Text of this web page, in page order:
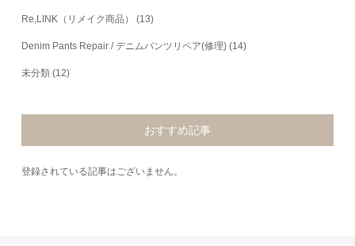
Re,LINK（リメイク商品） (13)
Denim Pants Repair / デニムパンツリペア(修理) (14)
未分類 (12)
おすすめ記事
登録されている記事はございません。